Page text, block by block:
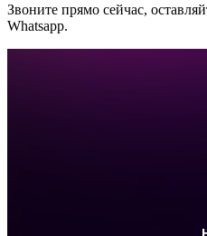
Звоните прямо сейчас,
Whatsapp.